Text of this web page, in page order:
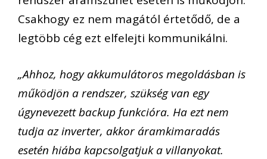
Csakhogy ez nem magától értetődő, de a
legtöbb cég ezt elfelejti kommunikálni.
„Ahhoz, hogy akkumulátoros megoldásban is
működjön a rendszer, szükség van egy
úgynevezett backup funkcióra. Ha ezt nem
tudja az inverter, akkor áramkimaradás
esetén hiába kapcsolgatjuk a villanyokat.